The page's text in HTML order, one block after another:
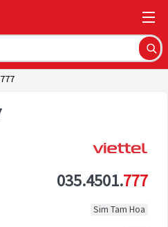
035.4501.777
Sim Tam Hoa